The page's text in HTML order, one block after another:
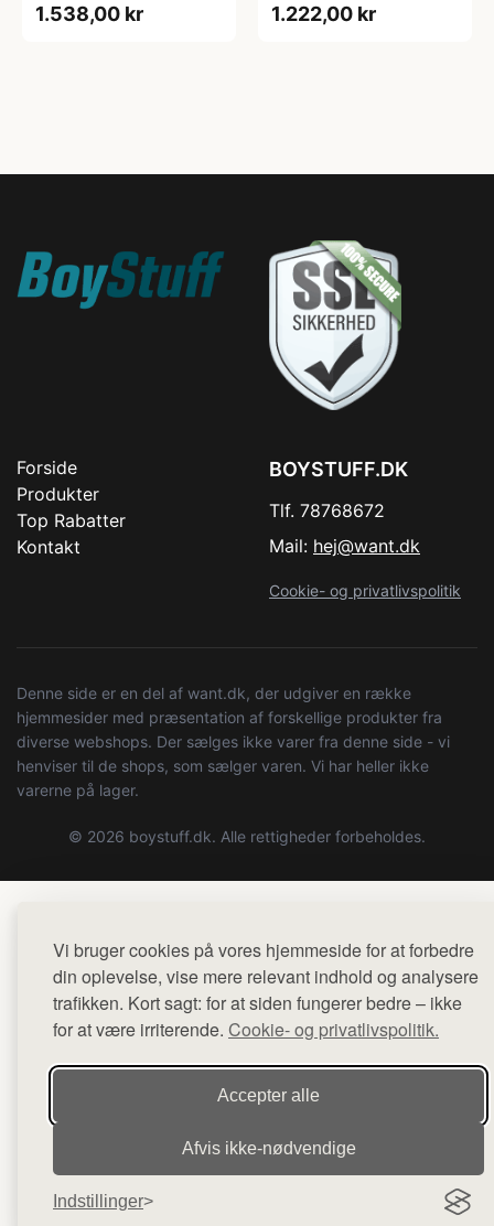
Vi bruger cookies på vores hjemmeside for at forbedre
din oplevelse, vise mere relevant indhold og analysere
trafikken. Kort sagt: for at siden fungerer bedre – ikke
for at være irriterende. Cookie- og privatlivspolitik.
Accepter alle
Afvis ikke‑nødvendige
Indstillinger
1.538,00 kr 1.222,00 kr
Forside
Produkter
Top Rabatter
Kontakt
BOYSTUFF.DK
Tlf. 78768672
Mail: hej@want.dk
Cookie- og privatlivspolitik
Denne side er en del af want.dk, der udgiver en række
hjemmesider med præsentation af forskellige produkter fra
diverse webshops. Der sælges ikke varer fra denne side - vi
henviser til de shops, som sælger varen. Vi har heller ikke
varerne på lager.
© 2026 boystuff.dk. Alle rettigheder forbeholdes.